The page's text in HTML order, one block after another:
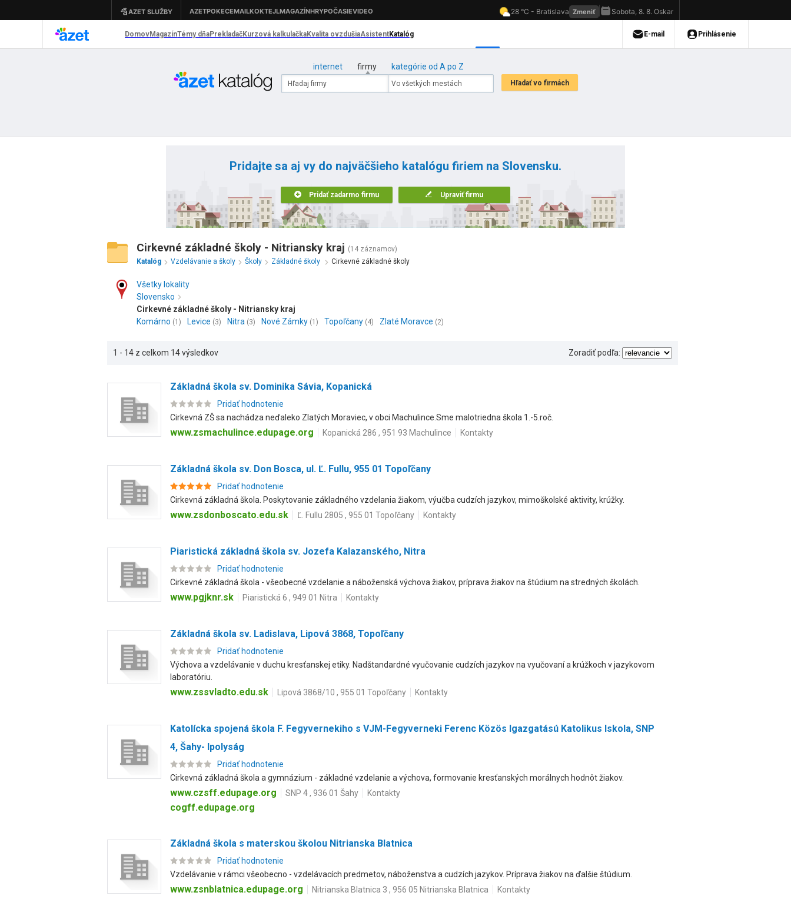
internet firmy kategórie od A po Z
Pridajte sa aj vy do najväčšieho katalógu firiem na Slovensku.
Pridať zadarmo firmu Upraviť firmu
Cirkevné základné školy - Nitriansky kraj (14 záznamov)
Katalóg
Vzdelávanie a školy Školy Základné školy Cirkevné základné školy
Všetky lokality
Slovensko
Cirkevné základné školy - Nitriansky kraj
Komárno (1) Levice (3) Nitra (3) Nové Zámky (1) Topoľčany (4) Zlaté Moravce (2)
1 - 14 z celkom 14 výsledkov Zoradiť podľa:
Základná škola sv. Dominika Sávia, Kopanická
Pridať hodnotenie
Cirkevná ZŠ sa nachádza neďaleko Zlatých Moraviec, v obci Machulince.Sme malotriedna škola 1.-5.roč.
www.zsmachulince.edupage.org Kopanická 286 , 951 93 Machulince Kontakty
Základná škola sv. Don Bosca, ul. Ľ. Fullu, 955 01 Topoľčany
Pridať hodnotenie
Cirkevná základná škola. Poskytovanie základného vzdelania žiakom, výučba cudzích jazykov, mimoškolské aktivity, krúžky.
www.zsdonboscato.edu.sk Ľ. Fullu 2805 , 955 01 Topoľčany Kontakty
Piaristická základná škola sv. Jozefa Kalazanského, Nitra
Pridať hodnotenie
Cirkevné základná škola - všeobecné vzdelanie a náboženská výchova žiakov, príprava žiakov na štúdium na stredných školách.
www.pgjknr.sk Piaristická 6 , 949 01 Nitra Kontakty
Základná škola sv. Ladislava, Lipová 3868, Topoľčany
Pridať hodnotenie
Výchova a vzdelávanie v duchu kresťanskej etiky. Nadštandardné vyučovanie cudzích jazykov na vyučovaní a krúžkoch v jazykovom
laboratóriu.
www.zssvladto.edu.sk Lipová 3868/10 , 955 01 Topoľčany Kontakty
Katolícka spojená škola F. Fegyvernekiho s VJM-Fegyverneki Ferenc Közös Igazgatású Katolikus Iskola, SNP
4, Šahy- Ipolyság
Pridať hodnotenie
Cirkevná základná škola a gymnázium - základné vzdelanie a výchova, formovanie kresťanských morálnych hodnôt žiakov.
www.czsff.edupage.org SNP 4 , 936 01 Šahy Kontakty
cogff.edupage.org
Základná škola s materskou školou Nitrianska Blatnica
Pridať hodnotenie
Vzdelávanie v rámci všeobecno - vzdelávacích predmetov, náboženstva a cudzích jazykov. Príprava žiakov na ďalšie štúdium.
www.zsnblatnica.edupage.org Nitrianska Blatnica 3 , 956 05 Nitrianska Blatnica Kontakty